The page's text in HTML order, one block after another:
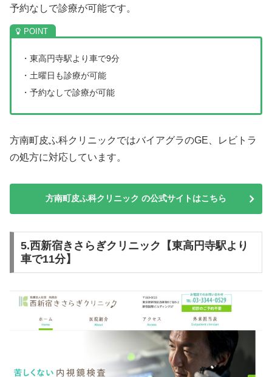
予約なしで診療が可能です。
・東高円寺駅より車で9分
・土曜日も診療が可能
・予約なしで診療が可能
方南町皮ふ科クリニックではバイアグラのGE、レビトラ
の処方に対応しています。
方南町皮ふ科クリニック の公式サイトはこちら
5.西新宿きさらぎクリニック【東高円寺駅より
車で11分】